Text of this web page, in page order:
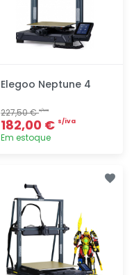
Elegoo Neptune 4
227,50 €s/iva
182,00 € s/iva
Em estoque